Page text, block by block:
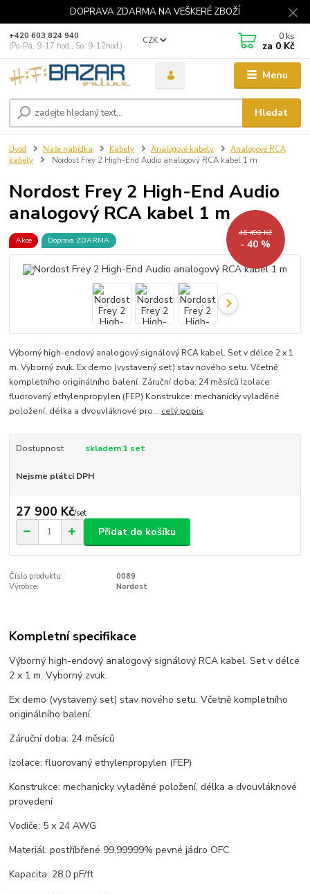
DOPRAVA ZDARMA NA VEŠKERÉ ZBOŽÍ
Menu
CZK
Hledat
+420 603 824 940
(Po-Pá, 9-17 hod., So, 9-12hod.)
0 ks
za 0 Kč
Úvod Naše nabídka Kabely Analogové kabely
Analogové RCA
kabely
Nordost Frey 2 High-End Audio analogový RCA kabel 1 m
Nordost Frey 2 High-End Audio
analogový RCA kabel 1 m
Akce Doprava ZDARMA
46 490 Kč
- 40 %
Výborný high-endový analogový signálový RCA kabel. Set v délce 2 x 1
m. Vyborný zvuk. Ex demo (vystavený set) stav nového setu. Včetně
kompletního originálního balení. Záruční doba: 24 měsíců Izolace:
fluorovaný ethylenpropylen (FEP) Konstrukce: mechanicky vyladěné
položení, délka a dvouvláknové pro... celý popis
Dostupnost skladem 1 set
Nejsme plátci DPH
27 900 Kč/set
Přidat do košíku
Číslo produktu:
0089
Výrobce:
Nordost
Kompletní specifikace
Výborný high-endový analogový signálový RCA kabel. Set v délce
2 x 1 m. Vyborný zvuk.
Ex demo (vystavený set) stav nového setu. Včetně kompletního
originálního balení.
Záruční doba: 24 měsíců
Izolace: fluorovaný ethylenpropylen (FEP)
Konstrukce: mechanicky vyladěné položení, délka a dvouvláknové
provedení
Vodiče: 5 x 24 AWG
Materiál: postříbřené 99,99999% pevné jádro OFC
Kapacita: 28,0 pF/ft